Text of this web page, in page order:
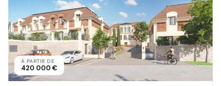
À PARTIR DE
420 000 €